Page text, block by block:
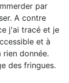
par
A contre
j'ai tracé et je
et à
donnée.
des fringues.